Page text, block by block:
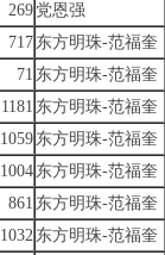
269 党恩强
717 东方明珠-范福奎
71 东方明珠-范福奎
1181 东方明珠-范福奎
1059 东方明珠-范福奎
1004 东方明珠-范福奎
861 东方明珠-范福奎
1032 东方明珠-范福奎